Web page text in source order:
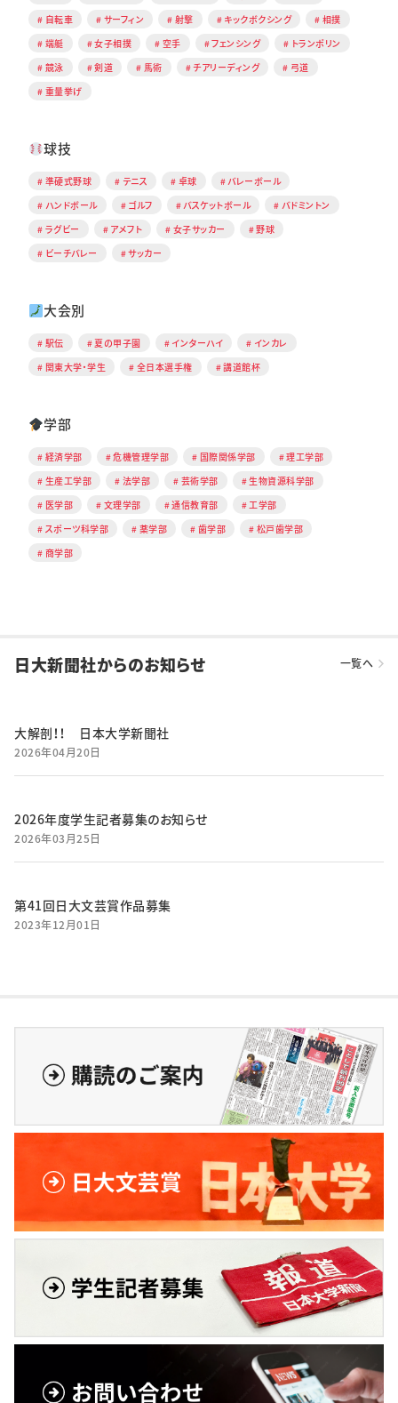
自転車
サーフィン 射撃 キックボクシング
相撲
端艇
女子相撲 空手 フェンシング
トランポリン
競泳
剣道 馬術 チアリーディング
弓道
重量挙げ
球技
準硬式野球 テニス 卓球
バレーボール
ハンドボール
ゴルフ バスケットボール
バドミントン
ラグビー
アメフト 女子サッカー
野球
ビーチバレー
サッカー
大会別
駅伝 夏の甲子園 インターハイ
インカレ
関東大学・学生
全日本選手権 講道館杯
学部
経済学部 危機管理学部 国際関係学部
理工学部
生産工学部
法学部 芸術学部
生物資源科学部
医学部
文理学部 通信教育部
工学部
スポーツ科学部
薬学部 歯学部
松戸歯学部
商学部
日大新聞社からのお知らせ 一覧へ
大解剖！！ 日本大学新聞社
2026年04月20日
2026年度学生記者募集のお知らせ
2026年03月25日
第41回日大文芸賞作品募集
2023年12月01日